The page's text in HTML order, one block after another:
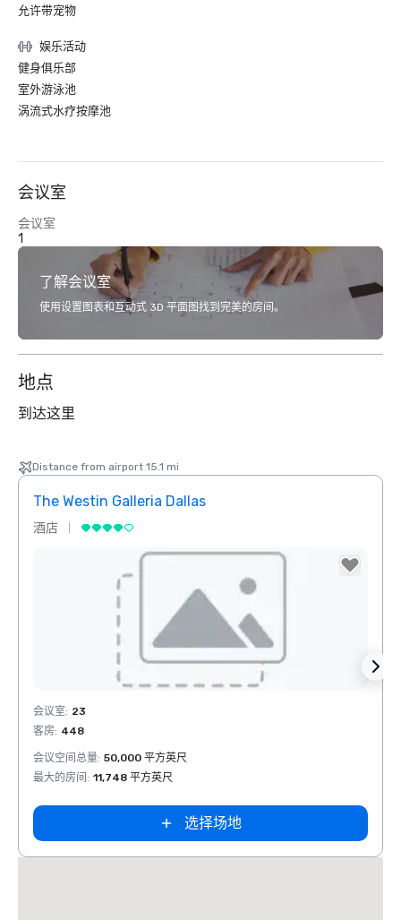
允许带宠物
娱乐活动
健身俱乐部
室外游泳池
涡流式水疗按摩池
会议室
会议室
1
了解会议室
使用设置图表和互动式 3D 平面图找到完美的房间。
地点
到达这里
Distance from airport 15.1 mi
The Westin Galleria Dallas
酒店
Removed from favorites
会议室: 23
客房: 448
会议空间总量: 50,000 平方英尺
最大的房间 : 11,748 平方英尺
选择场地